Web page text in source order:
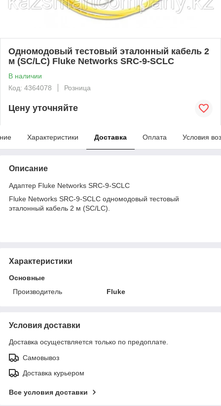
Одномодовый тестовый эталонный кабель 2
м (SC/LC) Fluke Networks SRC-9-SCLC
В наличии
Код: 4364078
Розница
Цену уточняйте
Характеристики Доставка Оплата Условия
Описание
Адаптер Fluke Networks SRC-9-SCLC
Fluke Networks SRC-9-SCLC одномодовый тестовый
эталонный кабель 2 м (SC/LC).
Характеристики
Основные
Производитель
Fluke
Условия доставки
Доставка осуществляется только по предоплате.
Самовывоз
Доставка курьером
Все условия доставки